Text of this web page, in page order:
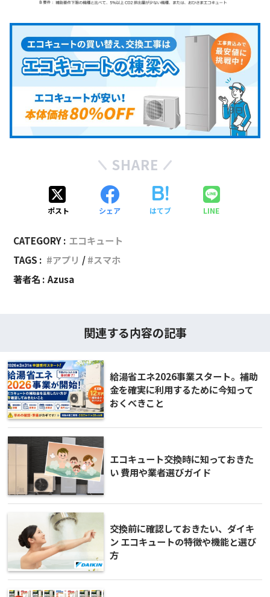
SHARE
ポスト シェア はてブ LINE
CATEGORY : エコキュート
TAGS :
アプリ
スマホ
著者名 : Azusa
関連する内容の記事
給湯省エネ2026事業スタート。補助
金を確実に利用するために今知って
おくべきこと
エコキュート交換時に知っておきた
い 費用や業者選びガイド
交換前に確認しておきたい、ダイキ
ン エコキュートの特徴や機能と選び
方